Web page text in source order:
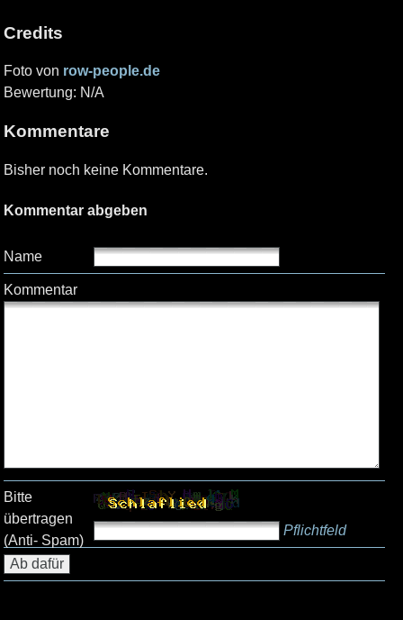
Credits
Foto von row-people.de
Bewertung: N/A
Kommentare
Bisher noch keine Kommentare.
Kommentar abgeben
Name
Kommentar
Bitte
übertragen
(Anti- Spam)
Pflichtfeld